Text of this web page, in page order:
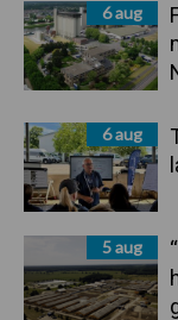
6 aug
6 aug
5 aug